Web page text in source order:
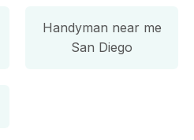
Handyman near me
San Diego